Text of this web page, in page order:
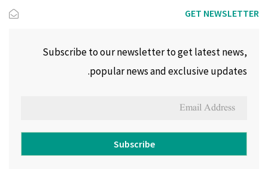
GET NEWSLETTER
Subscribe to our newsletter to get latest news,
popular news and exclusive updates.
Subscribe